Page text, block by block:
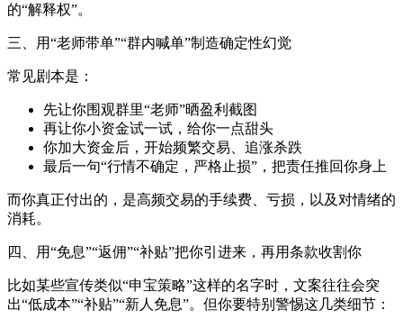
的“解释权”。
三、用“老师带单”“群内喊单”制造确定性幻觉
常见剧本是：
先让你围观群里“老师”晒盈利截图
再让你小资金试一试，给你一点甜头
你加大资金后，开始频繁交易、追涨杀跌
最后一句“行情不确定，严格止损”，把责任推回你身上
而你真正付出的，是高频交易的手续费、亏损，以及对情绪的
消耗。
四、用“免息”“返佣”“补贴”把你引进来，再用条款收割你
比如某些宣传类似“申宝策略”这样的名字时，文案往往会突
出“低成本”“补贴”“新人免息”。但你要特别警惕这几类细节：